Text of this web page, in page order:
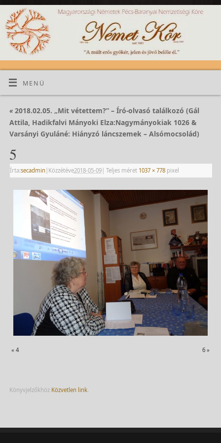
MENÜ
«2018.02.05. „Mit vétettem?” – Író-olvasó találkozó (Gál
Attila, Hadikfalvi Mányoki Elza:Nagymányokiak 1026 &
Varsányi Gyuláné: Hiányzó láncszemek – Alsómocsolád)
5
Írta:secadmin | Közzétéve2018-05-09| Teljes méret 1037 × 778pixel
« 4 6 »
Könyvjelzőkhöz Közvetlen link.